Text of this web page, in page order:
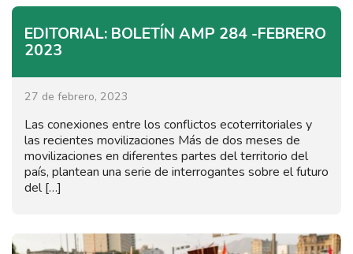
EDITORIAL: BOLETÍN AMP 284 -FEBRERO
2023
27 de febrero, 2023
Las conexiones entre los conflictos ecoterritoriales y
las recientes movilizaciones Más de dos meses de
movilizaciones en diferentes partes del territorio del
país, plantean una serie de interrogantes sobre el futuro
del […]